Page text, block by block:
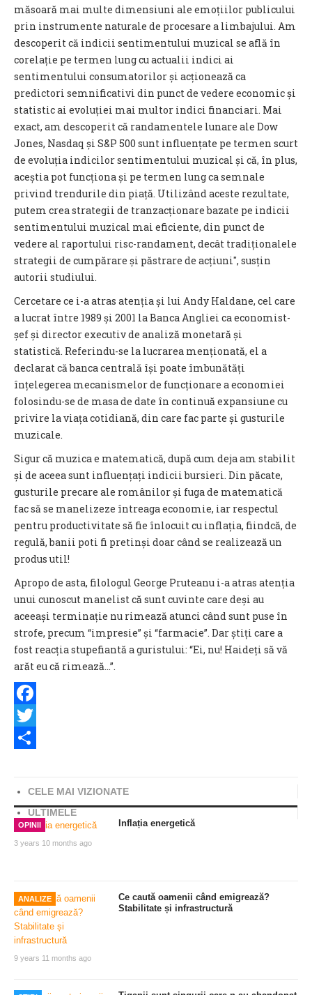
măsoară mai multe dimensiuni ale emoțiilor publicului
prin instrumente naturale de procesare a limbajului. Am
descoperit că indicii sentimentului muzical se află în
corelație pe termen lung cu actualii indici ai
sentimentului consumatorilor și acționează ca
predictori semnificativi din punct de vedere economic și
statistic ai evoluției mai multor indici financiari. Mai
exact, am descoperit că randamentele lunare ale Dow
Jones, Nasdaq și S&P 500 sunt influențate pe termen scurt
de evoluția indicilor sentimentului muzical și că, în plus,
aceștia pot funcționa și pe termen lung ca semnale
privind trendurile din piață. Utilizând aceste rezultate,
putem crea strategii de tranzacționare bazate pe indicii
sentimentului muzical mai eficiente, din punct de
vedere al raportului risc-randament, decât tradiționalele
strategii de cumpărare și păstrare de acțiuni", susțin
autorii studiului.
Cercetare ce i-a atras atenția și lui Andy Haldane, cel care
a lucrat între 1989 și 2001 la Banca Angliei ca economist-
șef și director executiv de analiză monetară și
statistică. Referindu-se la lucrarea menționată, el a
declarat că banca centrală își poate îmbunătăți
înțelegerea mecanismelor de funcționare a economiei
folosindu-se de masa de date în continuă expansiune cu
privire la viața cotidiană, din care fac parte și gusturile
muzicale.
Sigur că muzica e matematică, după cum deja am stabilit
și de aceea sunt influențați indicii bursieri. Din păcate,
gusturile precare ale românilor și fuga de matematică
fac să se manelizeze întreaga economie, iar respectul
pentru productivitate să fie înlocuit cu inflația, fiindcă, de
regulă, banii poti fi pretinși doar când se realizează un
produs util!
Apropo de asta, filologul George Pruteanu i-a atras atenția
unui cunoscut manelist că sunt cuvinte care deși au
aceeași terminație nu rimează atunci când sunt puse în
strofe, precum “impresie” și “farmacie”. Dar știți care a
fost reacția stupefiantă a guristului: “Ei, nu! Haideți să vă
arăt eu că rimează…”.
Facebook
Twitter
CELE MAI VIZIONATE
ULTIMELE
OPINII
3 years 10 months ago
Inflația energetică
ANALIZE
9 years 11 months ago
Ce caută oamenii când emigrează?
Stabilitate și infrastructură